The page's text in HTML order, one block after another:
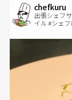
chefkuru
出張シェフ
イル #シェ